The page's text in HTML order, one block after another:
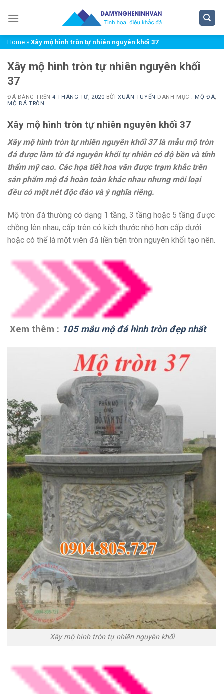
đến
dungHome » Xây mộ hình tròn tự nhiên nguyên khối 37
Xây mộ hình tròn tự nhiên nguyên khối
37
ĐÃ ĐĂNG TRÊN4 THÁNG TƯ, 2020 BỞIXUÂN TUYỂN DANH MỤC : MỘ ĐÁ,
MỘ ĐÁ TRÒN
Xây mộ hình tròn tự nhiên nguyên khối 37
Xây mộ hình tròn tự nhiên nguyên khối 37 là mẫu mộ tròn
đá được làm từ đá nguyên khối tự nhiên có độ bền và tính
thẩm mỹ cao. Các họa tiết hoa văn được trạm khắc trên
sản phẩm mộ đá hoàn toàn khác nhau nhưng mỗi loại
đều có một nét độc đáo và ý nghĩa riêng.
Mộ tròn đá thường có dạng 1 tầng, 3 tầng hoặc 5 tầng được
chồng lên nhau, cấp trên có kích thước nhỏ hơn cấp dưới
hoặc có thể là một viên đá liền tiện tròn nguyên khối tạo nên.
Xem thêm : 105 mẫu mộ đá hình tròn đẹp nhất
Xây mộ hình tròn tự nhiên nguyên khối